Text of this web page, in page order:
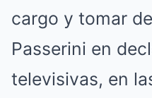
cargo y tomar
Passerini en
televisivas, en